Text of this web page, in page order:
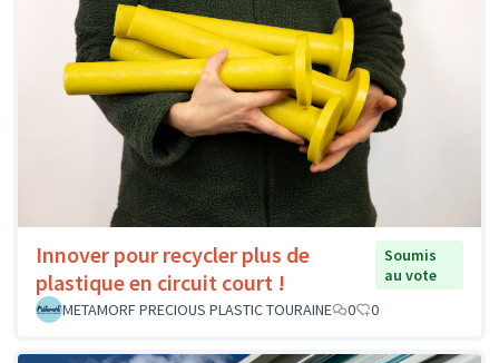
Innover pour recycler plus de
plastique en circuit court !
Soumis
au vote
METAMORF PRECIOUS PLASTIC TOURAINE
0 0